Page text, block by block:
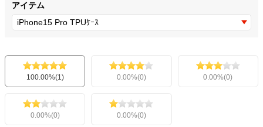
アイテム
100.00%(1) 0.00%(0) 0.00%(0)
0.00%(0) 0.00%(0)